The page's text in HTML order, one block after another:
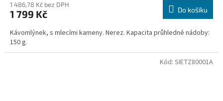
1 486,78 Kč bez DPH
1 799 Kč Do košíku
Kávomlýnek, s mlecími kameny. Nerez. Kapacita průhledné nádoby:
150 g.
Kód: SIETZ80001A